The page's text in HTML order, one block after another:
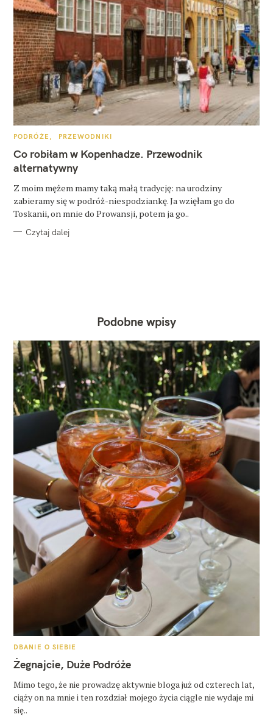
K
T
E
G
O
I
PODRÓŻE PRZEWODNIKI
Co robiłam w Kopenhadze. Przewodnik
alternatywny
Z moim mężem mamy taką małą tradycję: na urodziny
zabieramy się w podróż-niespodziankę. Ja wzięłam go do
Toskanii, on mnie do Prowansji, potem ja go..
Czytaj dalej
Podobne wpisy
K
T
E
O
R
I
DBANIE O SIEBIE
Żegnajcie, Duże Podróże
Mimo tego, że nie prowadzę aktywnie bloga już od czterech lat,
ciąży on na mnie i ten rozdział mojego życia ciągle nie wydaje mi
się..